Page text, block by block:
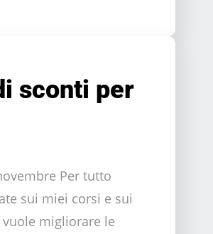
sconti per
Per tutto
sui miei corsi e sui
migliorare le